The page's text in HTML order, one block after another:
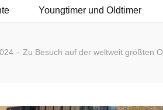
Youngtimer und Oldtimer
– Zu Besuch auf der weltweit größten